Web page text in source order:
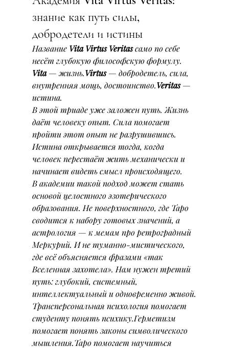
знание как путь силы,
добродетели и истины
Название Vita Virtus Veritas само по себе
несёт глубокую философскую формулу.
Vita — жизнь.Virtus — добродетель, сила,
внутренняя мощь, достоинство.Veritas —
истина.
В этой триаде уже заложен путь. Жизнь
даёт человеку опыт. Сила помогает
пройти этот опыт не разрушившись.
Истина открывается тогда, когда
человек перестаёт жить механически и
начинает видеть смысл происходящего.
В академии такой подход может стать
основой целостного эзотерического
образования. Не поверхностного, где Таро
сводится к набору готовых значений, а
астрология — к мемам про ретроградный
Меркурий. И не туманно-мистического,
где всё объясняется фразами «так
Вселенная захотела». Нам нужен третий
путь: глубокий, системный,
интеллектуальный и одновременно живой.
Трансперсональная психология помогает
студенту понять психику.Герметизм
помогает понять законы символического
мышления.Таро помогает научиться